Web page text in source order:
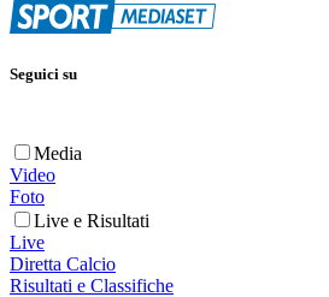
Seguici su
Media
Video
Foto
Live e Risultati
Live
Diretta Calcio
Risultati e Classifiche